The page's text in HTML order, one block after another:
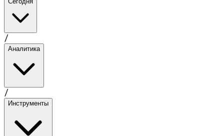
/
Аналитика
/
Инструменты